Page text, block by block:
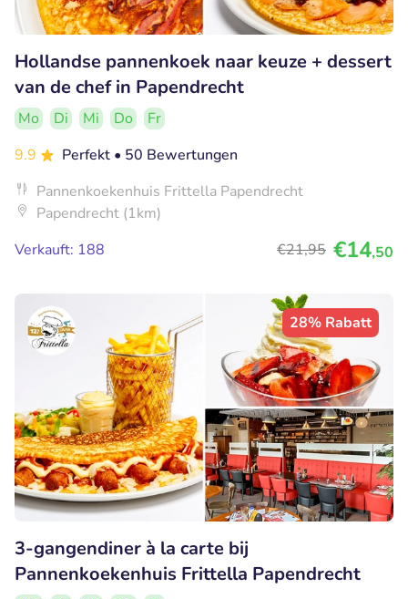
Hollandse pannenkoek naar keuze + dessert
van de chef in Papendrecht
Mo Di Mi Do
Fr
9.9
Perfekt • 50 Bewertungen
Pannenkoekenhuis Frittella Papendrecht
Papendrecht (1km)
Verkauft: 188
€21,95 €14,50
28% Rabatt
3-gangendiner à la carte bij
Pannenkoekenhuis Frittella Papendrecht